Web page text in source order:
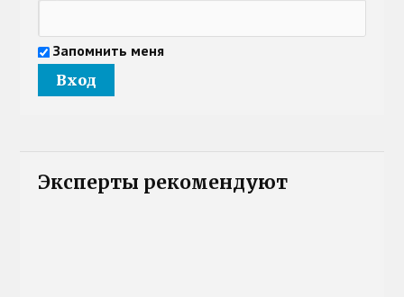
Запомнить меня
Эксперты рекомендуют